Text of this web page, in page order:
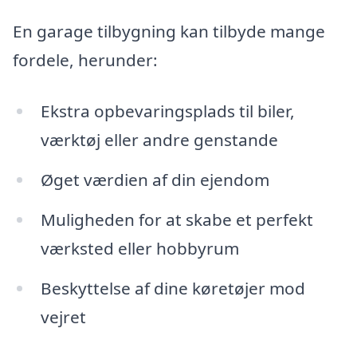
En garage tilbygning kan tilbyde mange
fordele, herunder:
Ekstra opbevaringsplads til biler,
værktøj eller andre genstande
Øget værdien af din ejendom
Muligheden for at skabe et perfekt
værksted eller hobbyrum
Beskyttelse af dine køretøjer mod
vejret